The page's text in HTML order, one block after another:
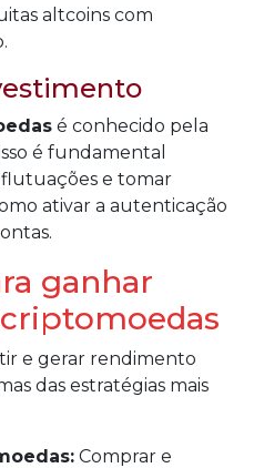
altcoins com
é conhecido pela
é fundamental
e tomar
ativar a autenticação
ganhar
e gerar rendimento
das estratégias mais
Comprar e